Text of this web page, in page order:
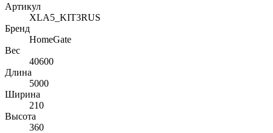
Артикул
XLA5_KIT3RUS
Бренд
HomeGate
Вес
40600
Длина
5000
Ширина
210
Высота
360